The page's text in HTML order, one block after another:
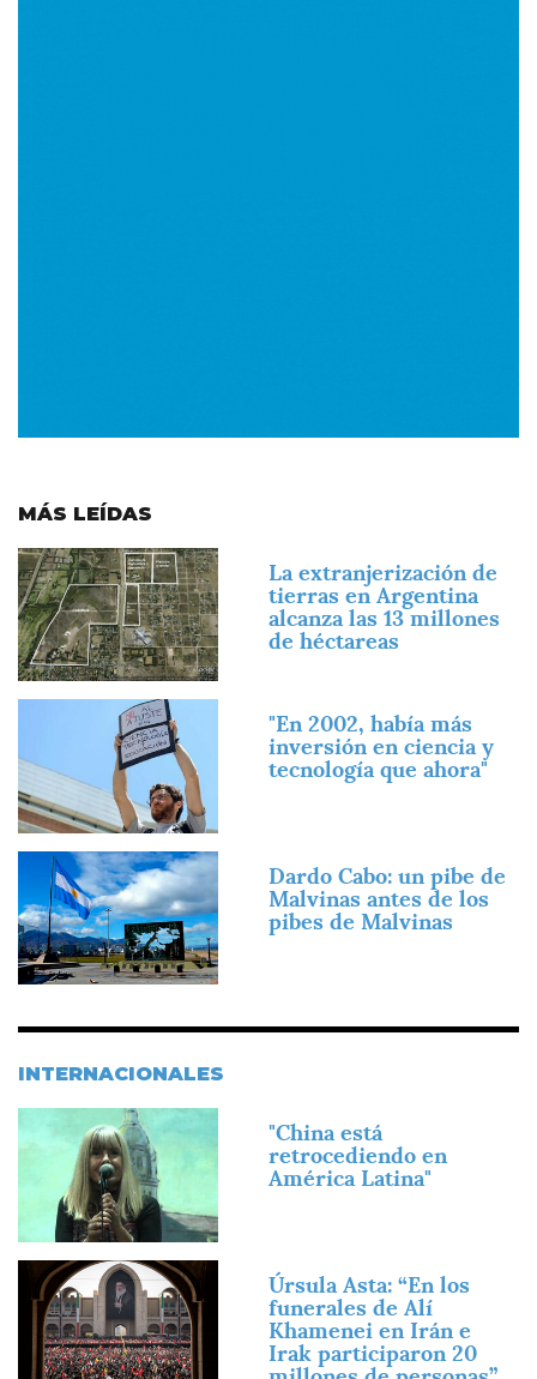
MÁS LEÍDAS
Imagen
La extranjerización de
tierras en Argentina
alcanza las 13 millones
de héctareas
"En 2002, había más
inversión en ciencia y
tecnología que ahora"
Imagen
Dardo Cabo: un pibe de
Malvinas antes de los
pibes de Malvinas
INTERNACIONALES
"China está
retrocediendo en
América Latina"
Imagen
Úrsula Asta: “En los
funerales de Alí
Khamenei en Irán e
Irak participaron 20